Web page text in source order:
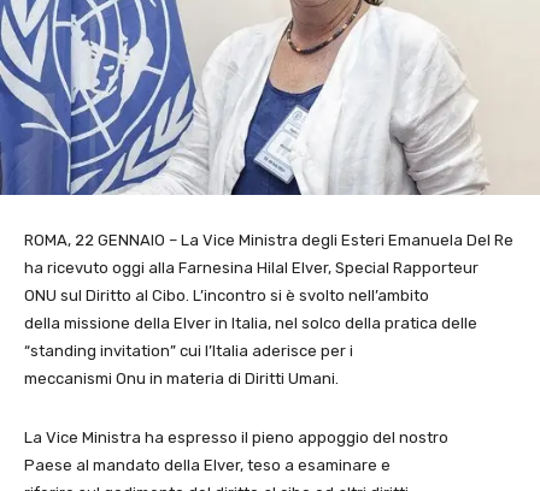
ROMA, 22 GENNAIO – La Vice Ministra degli Esteri Emanuela Del Re
ha ricevuto oggi alla Farnesina Hilal Elver, Special Rapporteur
ONU sul Diritto al Cibo. L’incontro si è svolto nell’ambito
della missione della Elver in Italia, nel solco della pratica delle
“standing invitation” cui l’Italia aderisce per i
meccanismi Onu in materia di Diritti Umani.
La Vice Ministra ha espresso il pieno appoggio del nostro
Paese al mandato della Elver, teso a esaminare e